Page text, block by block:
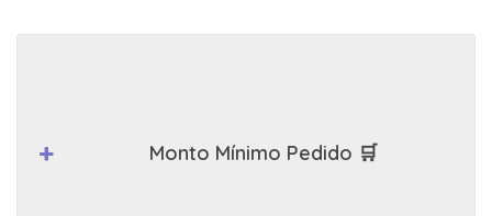
Monto Mínimo Pedido 🛒